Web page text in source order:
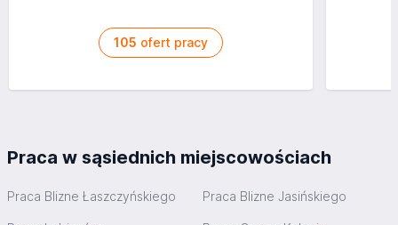
105 ofert pracy
Praca w sąsiednich miejscowościach
Praca Blizne Łaszczyńskiego Praca Blizne Jasińskiego